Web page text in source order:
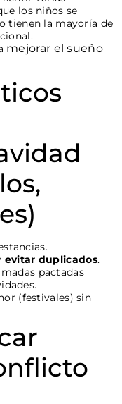
los niños se
tienen la mayoría de
mejorar el sueño
evitar duplicados.
pactadas
(festivales) sin